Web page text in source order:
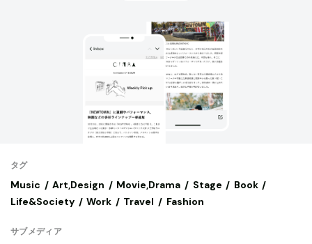
タグ
Music Art,Design Movie,Drama Stage
Book
Life&Society
Work Travel Fashion
サブメディア